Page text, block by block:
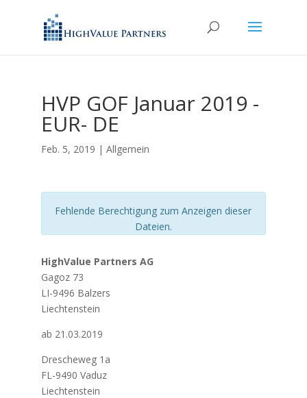
HVP GOF Januar 2019 -
EUR- DE
Feb. 5, 2019 | Allgemein
Fehlende Berechtigung zum Anzeigen dieser
Dateien.
HighValue Partners AG
Gagoz 73
LI-9496 Balzers
Liechtenstein
ab 21.03.2019
Drescheweg 1a
FL-9490 Vaduz
Liechtenstein